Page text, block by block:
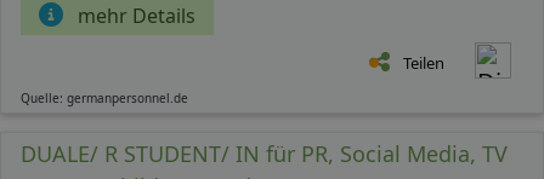
mehr Details
Teilen
Quelle: germanpersonnel.de
DUALE/ R STUDENT/ IN für PR, Social Media, TV